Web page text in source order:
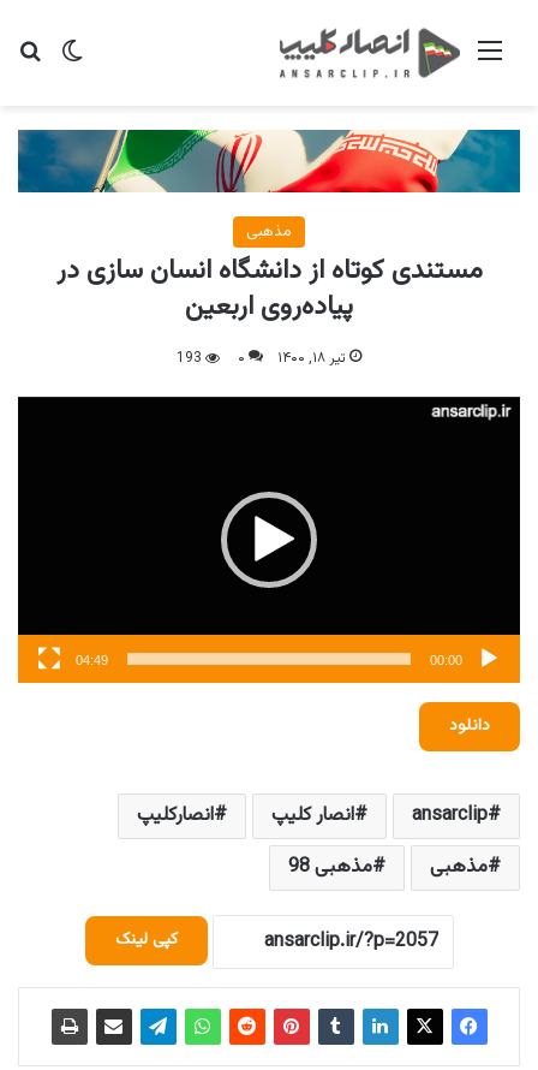
تغییر منو
مذهبی
مستندی کوتاه از دانشگاه انسان سازی در
پیاده‌روی اربعین
تیر ۱۸, ۱۴۰۰ ۰ 193
نمایشگر
ویدیو
00:00
04:49
دانلود
ansarclip انصار کلیپ
انصارکلیپ
مذهبی
مذهبی 98
کپی لینک